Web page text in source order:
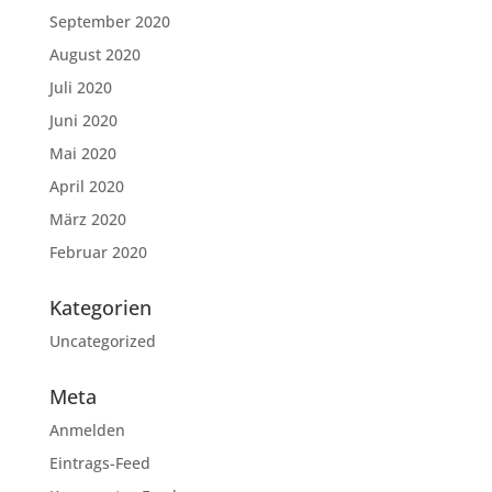
September 2020
August 2020
Juli 2020
Juni 2020
Mai 2020
April 2020
März 2020
Februar 2020
Kategorien
Uncategorized
Meta
Anmelden
Eintrags-Feed